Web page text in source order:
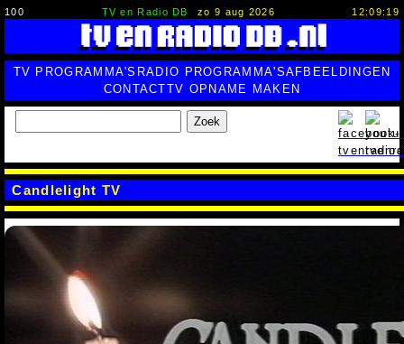
100 TV en Radio DB zo 9 aug 2026 12:09:20
TV PROGRAMMA'S RADIO PROGRAMMA'SAFBEELDINGEN
CONTACTTV OPNAME MAKEN
Zoek
Candlelight TV